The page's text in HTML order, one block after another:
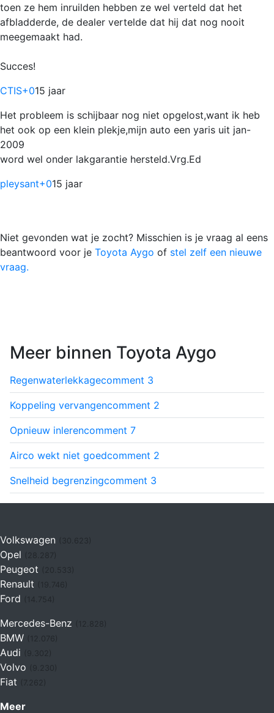
toen ze hem inruilden hebben ze wel verteld dat het
afbladderde, de dealer vertelde dat hij dat nog nooit
meegemaakt had.
Succes!
CTIS+015 jaar
Het probleem is schijbaar nog niet opgelost,want ik heb
het ook op een klein plekje,mijn auto een yaris uit jan-
2009
word wel onder lakgarantie hersteld.Vrg.Ed
pleysant+015 jaar
Niet gevonden wat je zocht? Misschien is je vraag al eens
beantwoord voor je Toyota Aygo of stel zelf een nieuwe
vraag.
Meer binnen Toyota Aygo
Regenwaterlekkagecomment 3
Koppeling vervangencomment 2
Opnieuw inlerencomment 7
Airco wekt niet goedcomment 2
Snelheid begrenzingcomment 3
Volkswagen (30.623)
Opel
Peugeot
Renault (19.746)
Ford (14.754)
Mercedes-Benz
BMW (12.076)
Audi
Volvo
Fiat (7.262)
Meer